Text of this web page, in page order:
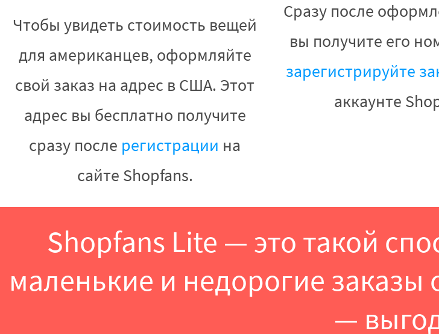
Чтобы увидеть стоимость вещей
для американцев, оформляйте
свой заказ на адрес в США. Этот
адрес вы бесплатно получите
сразу после регистрации на
сайте Shopfans.
Сразу после
вы получите его
зарегистрируйте
аккаунте
Shopfans Lite — это такой
маленькие и недорогие заказы
—